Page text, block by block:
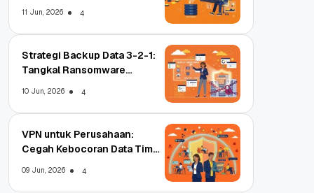
11 Jun, 2026 4
Strategi Backup Data 3-2-1:
Tangkal Ransomware
10 Jun, 2026 4
VPN untuk Perusahaan:
Cegah Kebocoran Data Tim
09 Jun, 2026 4